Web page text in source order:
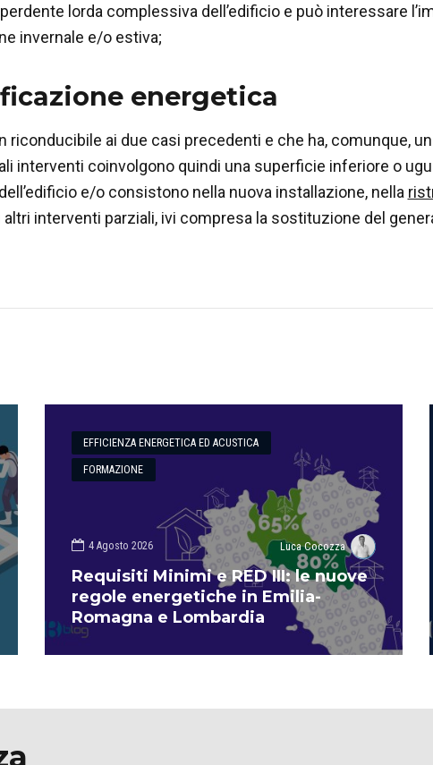
lorda complessiva dell’edificio e può interessare
invernale e/o estiva;
energetica
riconducibile ai due casi precedenti e che ha, comunque,
interventi coinvolgono quindi una superficie inferiore o
e/o consistono nella nuova installazione, nella
altri interventi parziali, ivi compresa la sostituzione del
EFFICIENZA ENERGETICA ED ACUSTICA
FORMAZIONE
4 Agosto 2026 Luca Cocozza
Requisiti Minimi e RED III: le nuove
regole energetiche in Emilia-
Romagna e Lombardia